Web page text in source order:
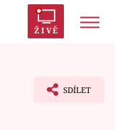
ŽIVĚ
SDÍLET